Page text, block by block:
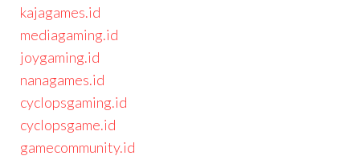
kajagames.id
mediagaming.id
joygaming.id
nanagames.id
cyclopsgaming.id
cyclopsgame.id
gamecommunity.id